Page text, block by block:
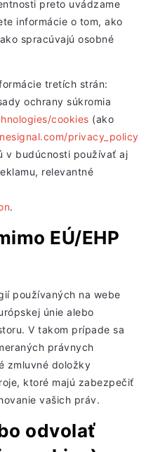
preto uvádzame
informácie o tom, ako
spracúvajú osobné
tretích strán:
ochrany súkromia
cookies (ako
privacy_policy
v budúcnosti používať aj
relevantné
.
EÚ/EHP
používaných na webe
únie alebo
V takom prípade sa
právnych
zmluvné doložky
ktoré majú zabezpečiť
vašich práv.
odvolať